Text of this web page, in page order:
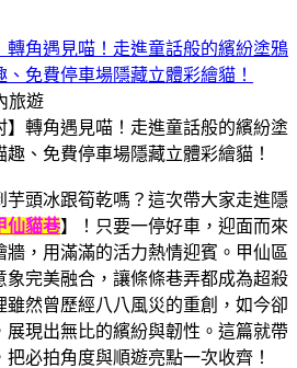
轉角遇見喵！走進童話般的繽紛塗鴉
免費停車場隱藏立體彩繪貓！
旅遊
芋頭冰跟筍乾嗎？這次帶大家走進隱
仙貓巷】！只要一停好車，迎面而來
牆，用滿滿的活力熱情迎賓。甲仙區
象完美融合，讓條條巷弄都成為超殺
雖然曾歷經八八風災的重創，如今卻
現出無比的繽紛與韌性。這篇就帶
必拍角度與順遊亮點一次收齊！